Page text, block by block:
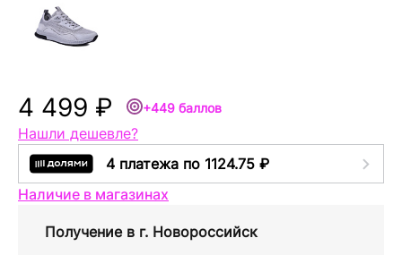
4 499 ₽ +449 баллов
Нашли дешевле?
4 платежа по 1124.75 ₽
Наличие в магазинах
Получение в г. Новороссийск